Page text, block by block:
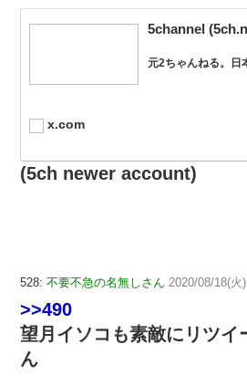
5channel
元2ちゃんねる。日
x.com
(5ch newer account)
528: 不要不急の名無しさん 2020/08/18(
>>490
望月イソコも素敵にリツイ
ん